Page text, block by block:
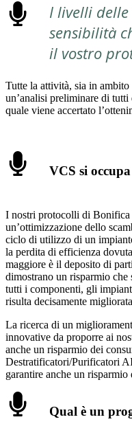
I livelli
sensibilità
il vostro
Tutte la attività, sia in
un’analisi preliminare di tutti
quale viene accertato
VCS si
I nostri protocolli di Bonifica
un’ottimizzazione dello
ciclo di utilizzo di un
la perdita di efficienza
maggiore è il deposito di
dimostrano un risparmio
tutti i componenti, gli
risulta decisamente
La ricerca di un
innovative da proporre ai
anche un risparmio dei
Destratificatori/Purificatori
garantire anche un
Qual è un